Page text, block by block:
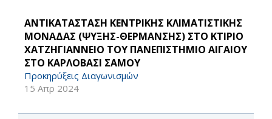
ΑΝΤΙΚΑΤΑΣΤΑΣΗ ΚΕΝΤΡΙΚΗΣ ΚΛΙΜΑΤΙΣΤΙΚΗΣ
ΜΟΝΑΔΑΣ (ΨΥΞΗΣ-ΘΕΡΜΑΝΣΗΣ) ΣΤΟ ΚΤΙΡΙΟ
ΧΑΤΖΗΓΙΑΝΝΕΙΟ ΤΟΥ ΠΑΝΕΠΙΣΤΗΜΙΟ ΑΙΓΑΙΟΥ
ΣΤΟ ΚΑΡΛΟΒΑΣΙ ΣΑΜΟΥ
Προκηρύξεις Διαγωνισμών
15 Απρ 2024